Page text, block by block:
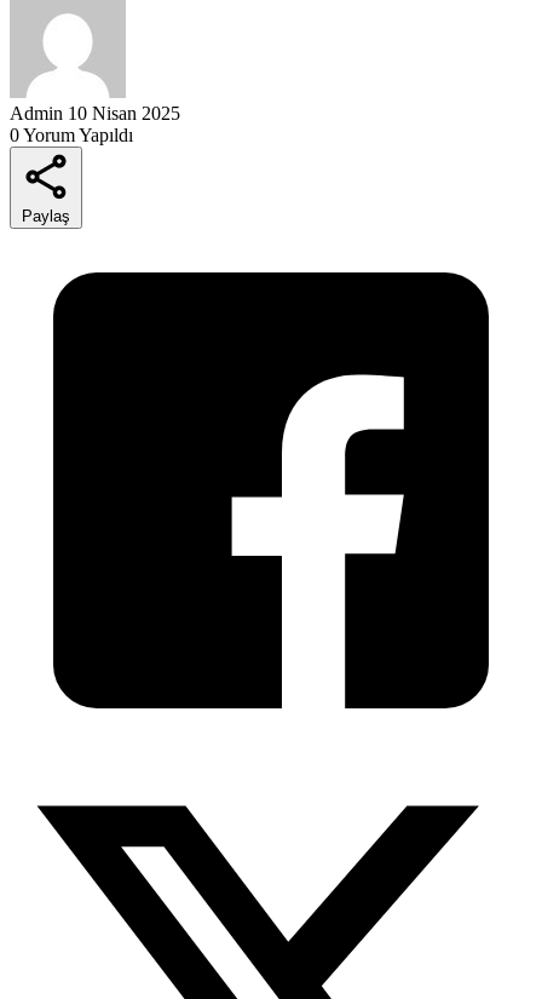
Admin 10 Nisan 2025
0 Yorum Yapıldı
Paylaş